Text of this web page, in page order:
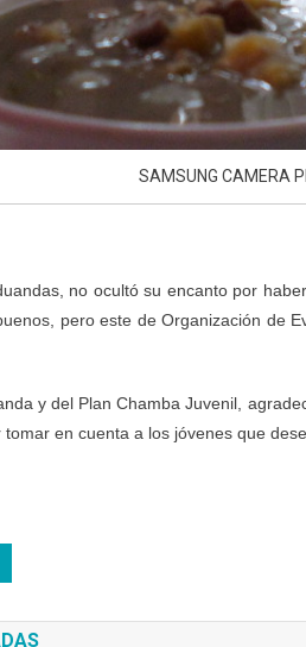
SAMSUNG CAMERA
no ocultó su encanto por
pero este de Organización de
y del Plan Chamba Juvenil,
en cuenta a los jóvenes que